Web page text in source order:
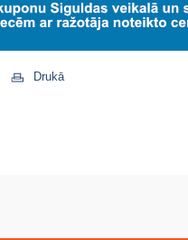
Drukā